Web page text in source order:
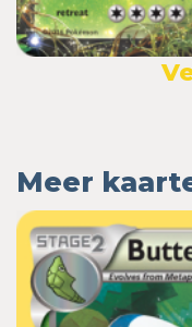
Meer